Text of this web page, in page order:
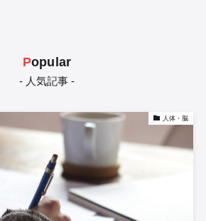
Popular
- 人気記事 -
人体・脳